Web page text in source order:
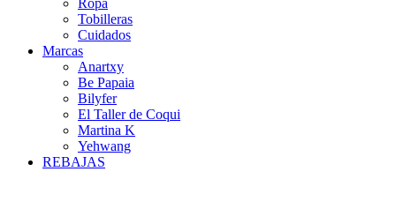
Ropa
Tobilleras
Cuidados
Marcas
Anartxy
Be Papaia
Bilyfer
El Taller de Coqui
Martina K
Yehwang
REBAJAS